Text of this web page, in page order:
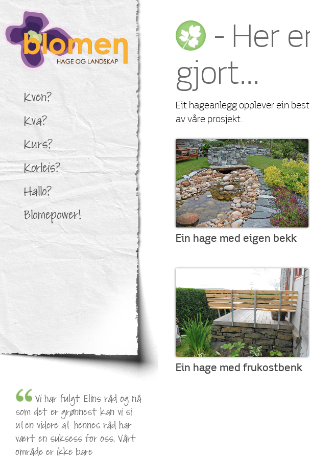
Kven?
Kva?
Kurs?
Korleis?
Hallo?
Blomepower!
Vi har fulgt Elins råd og nå
som det er grønnest kan vi si
uten videre at hennes råd har
vært en suksess for oss. Vårt
område er ikke bare
- Her
gjort…
Eit hageanlegg opplever ein
av våre prosjekt.
Ein hage med eigen bekk
Ein hage med frukostbenk